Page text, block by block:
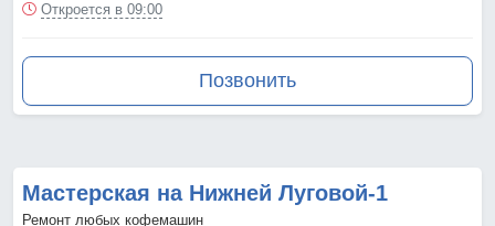
Откроется в 09:00
Позвонить
Мастерская на Нижней Луговой-1
Ремонт любых кофемашин